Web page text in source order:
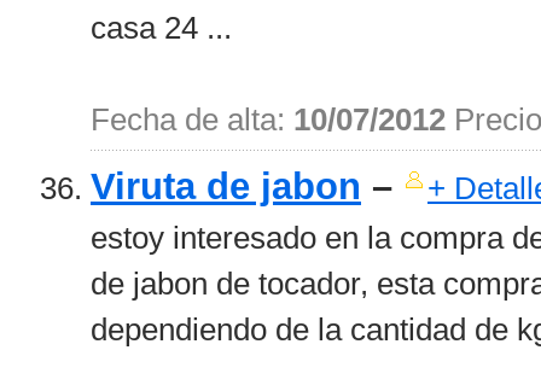
casa 24 ...
Fecha de alta: 10/07/2012
Viruta de jabon – +
estoy interesado en la compra
de jabon de tocador, esta
dependiendo de la cantidad de